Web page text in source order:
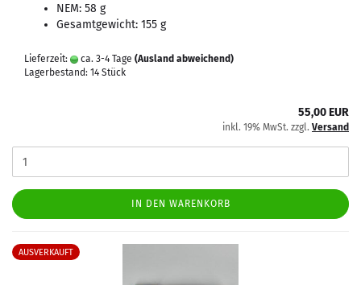
NEM: 58 g
Gesamtgewicht: 155 g
Lieferzeit: ca. 3-4 Tage (Ausland abweichend)
Lagerbestand: 14 Stück
55,00 EUR
inkl. 19% MwSt. zzgl. Versand
IN DEN WARENKORB
AUSVERKAUFT